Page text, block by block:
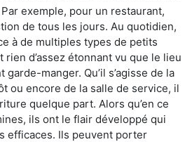
exemple, pour un restaurant,
de tous les jours. Au quotidien,
à de multiples types de petits
rien d’assez étonnant vu que le lieu
manger. Qu’il s’agisse de la
ou encore de la salle de service, il
quelque part. Alors qu’en ce
ils ont le flair développé qui
efficaces. Ils peuvent porter